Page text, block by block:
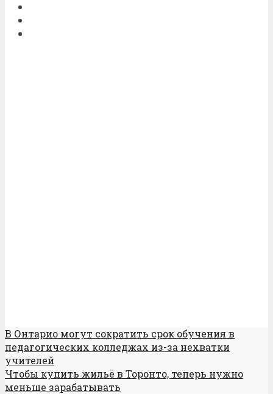
В Онтарио могут сократить срок обучения в
педагогических колледжах из-за нехватки
учителей
Чтобы купить жильё в Торонто, теперь нужно
меньше зарабатывать